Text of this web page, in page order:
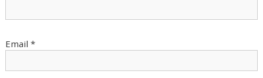
Email *